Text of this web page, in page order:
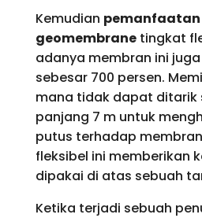
Kemudian pemanfaatan
geomembranetingkat
adanya membran ini
sebesar 700 persen.
mana tidak dapat ditarik
panjang 7 m untuk
putus terhadap
fleksibel ini memberikan
dipakai di atas sebuah
Ketika terjadi sebuah